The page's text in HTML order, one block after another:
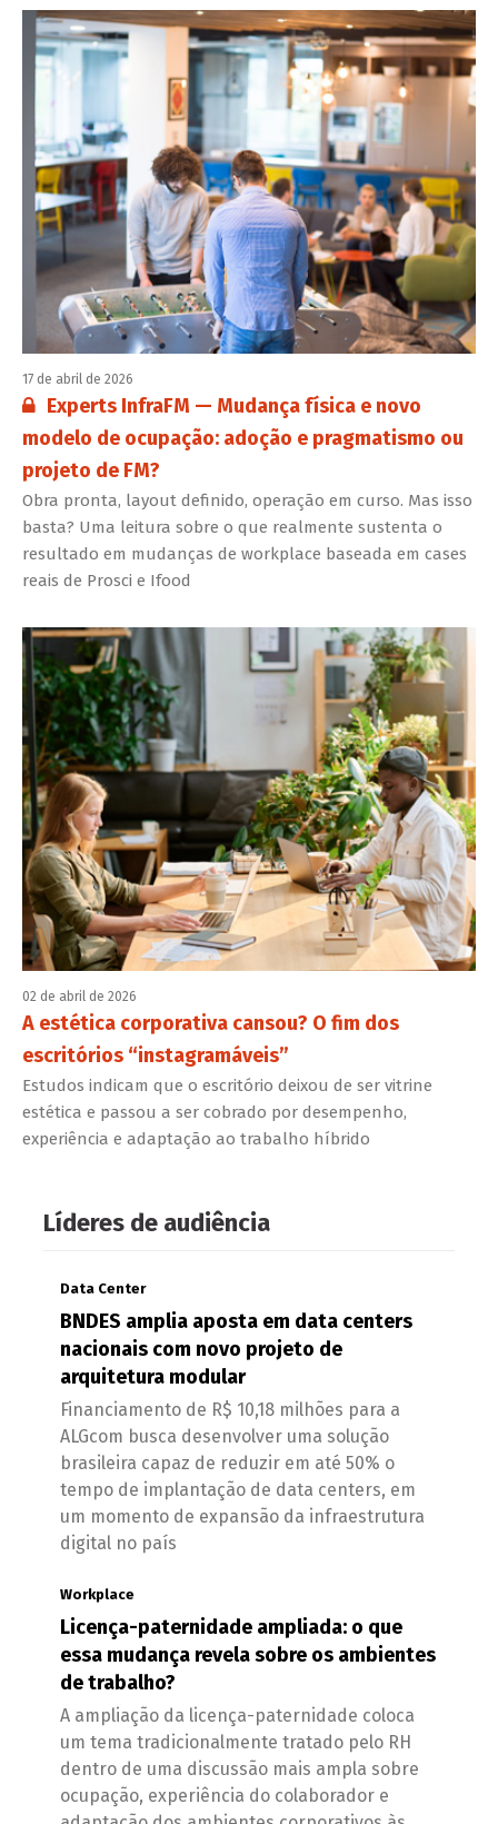
17 de abril de 2026
Conteúdo restrito:
Experts InfraFM — Mudança física e novo
modelo de ocupação: adoção e pragmatismo ou
projeto de FM?
Obra pronta, layout definido, operação em curso. Mas isso
basta? Uma leitura sobre o que realmente sustenta o
resultado em mudanças de workplace baseada em cases
reais de Prosci e Ifood
02 de abril de 2026
A estética corporativa cansou? O fim dos
escritórios “instagramáveis”
Estudos indicam que o escritório deixou de ser vitrine
estética e passou a ser cobrado por desempenho,
experiência e adaptação ao trabalho híbrido
Líderes de audiência
Data Center
BNDES amplia aposta em data centers
nacionais com novo projeto de
arquitetura modular
Financiamento de R$ 10,18 milhões para a
ALGcom busca desenvolver uma solução
brasileira capaz de reduzir em até 50% o
tempo de implantação de data centers, em
um momento de expansão da infraestrutura
digital no país
Workplace
Licença-paternidade ampliada: o que
essa mudança revela sobre os ambientes
de trabalho?
A ampliação da licença-paternidade coloca
um tema tradicionalmente tratado pelo RH
dentro de uma discussão mais ampla sobre
ocupação, experiência do colaborador e